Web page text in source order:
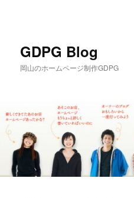
移
動
動
GDPG Blog
岡山のホームページ制作GDPG